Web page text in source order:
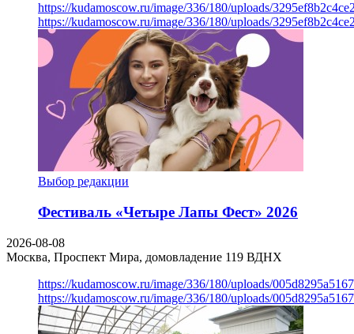
https://kudamoscow.ru/image/336/180/uploads/
https://kudamoscow.ru/image/336/180/uploads/
Выбор редакции
Фестиваль «Четыре Лапы Фест» 2026
2026-08-08
Москва, Проспект Мира, домовладение 119 ВДНХ
https://kudamoscow.ru/image/336/180/uploads/
https://kudamoscow.ru/image/336/180/uploads/